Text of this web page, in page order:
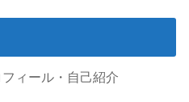
ィール・自己紹介